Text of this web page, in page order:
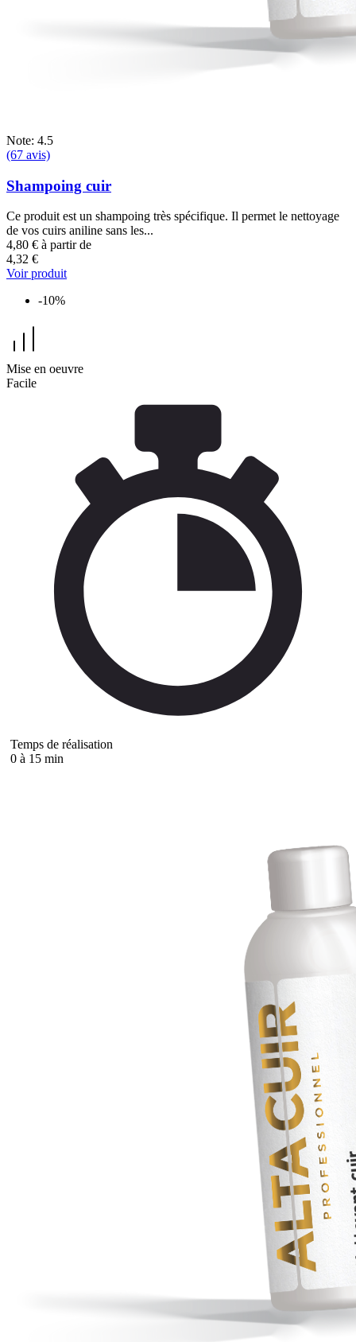
Note: 4.5
(67 avis)
Shampoing cuir
Ce produit est un shampoing très spécifique. Il permet le nettoyage
de vos cuirs aniline sans les...
4,80 € à partir de
4,32 €
Voir produit
-10%
Mise en oeuvre
Facile
Temps de réalisation
0 à 15 min